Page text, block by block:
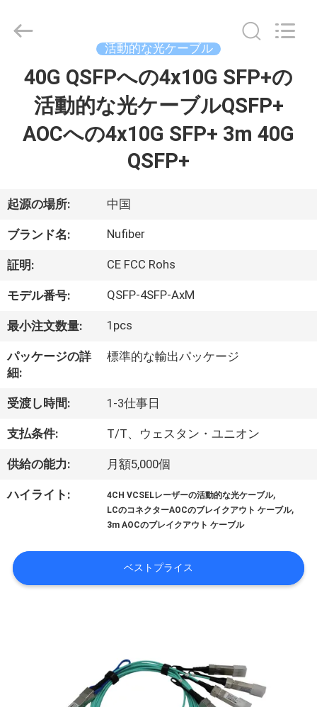
ク
ト
私
達
に
つ
い
て
行
Digital
Technology
Reserved.
Developed
活動的な光ケーブル
40G QSFPへの4x10G SFP+の
活動的な光ケーブルQSFP+
AOCへの4x10G SFP+ 3m 40G
QSFP+
起源の場所: 中国
ブランド名: Nufiber
証明: CE FCC Rohs
モデル番号: QSFP-4SFP-AxM
最小注文数量: 1pcs
パッケージの詳
細:
標準的な輸出パッケージ
受渡し時間: 1-3仕事日
支払条件: T/T、ウェスタン・ユニオン
供給の能力: 月額5,000個
ハイライト: 4CH VCSELレーザーの活動的な光ケーブル,
LCのコネクターAOCのブレイクアウト ケーブル,
3m AOCのブレイクアウト ケーブル
ベストプライス